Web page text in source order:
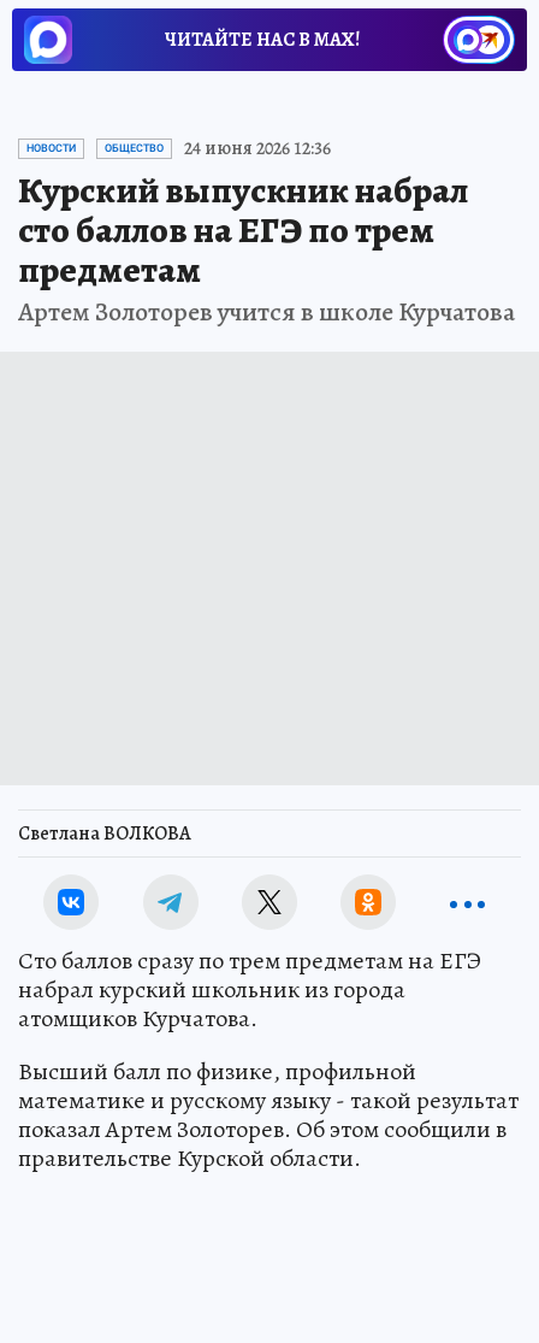
ЧИТАЙТЕ НАС В МАХ!
НОВОСТИ ОБЩЕСТВО 24 июня 2026 12:36
Курский выпускник набрал
сто баллов на ЕГЭ по трем
предметам
Артем Золоторев учится в школе Курчатова
Светлана ВОЛКОВА
Сто баллов сразу по трем предметам на ЕГЭ
набрал курский школьник из города
атомщиков Курчатова.
Высший балл по физике, профильной
математике и русскому языку - такой результат
показал Артем Золоторев. Об этом сообщили в
правительстве Курской области.